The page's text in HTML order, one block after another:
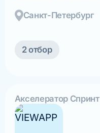
Санкт-Петербург
2 отбор
Акселератор Спринт